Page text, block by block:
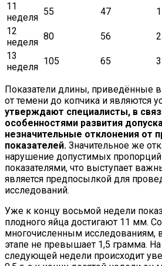
11
неделя
55 47
12
неделя
80 56
13
неделя
105 65
Показатели длины, приведённые
от темени до копчика и являются
утверждают специалисты, в
особенностями развития
незначительные отклонения от
показателей. Значительное же
нарушение допустимых
показателями, что выступает
является предпосылкой для
исследований.
Уже к концу восьмой недели
плодного яйца достигают 11 мм.
многочисленным исследованиям,
этапе не превышает 1,5 грамма.
следующей недели происходит